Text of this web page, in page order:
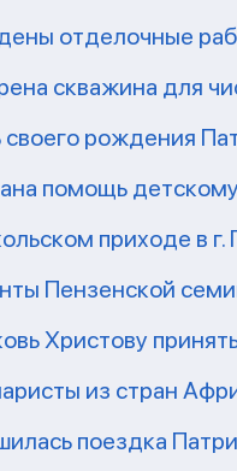
отделочные
скважина для
своего рождения
помощь
приходе в
Пензенской
Христову
из стран
поездка